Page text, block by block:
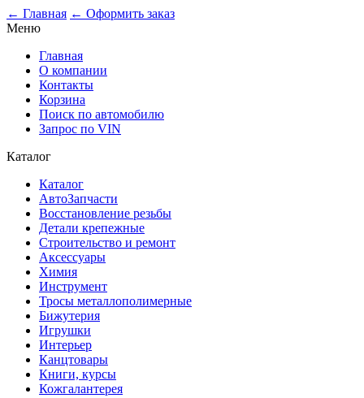
← Главная ← Оформить заказ
Меню
Главная
О компании
Контакты
Корзина
Поиск по автомобилю
Запрос по VIN
Каталог
Каталог
АвтоЗапчасти
Восстановление резьбы
Детали крепежные
Строительство и ремонт
Аксессуары
Химия
Инструмент
Тросы металлополимерные
Бижутерия
Игрушки
Интерьер
Канцтовары
Книги, курсы
Кожгалантерея